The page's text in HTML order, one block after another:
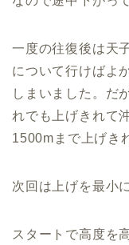
一度の往復後は天
について行けばよ
しまいました。だ
れでも上げきれて
1500mまで上げき
次回は上げを最小
スタートで高度を